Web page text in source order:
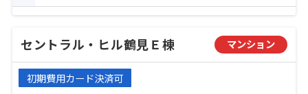
セントラル・ヒル鶴見Ｅ棟 マンション
初期費用カード決済可